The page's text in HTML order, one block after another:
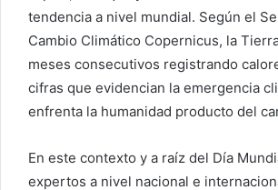
tendencia a nivel mundial. Según el
Cambio Climático Copernicus, la
meses consecutivos registrando
cifras que evidencian la emergencia
enfrenta la humanidad producto del
En este contexto y a raíz del Día
expertos a nivel nacional e